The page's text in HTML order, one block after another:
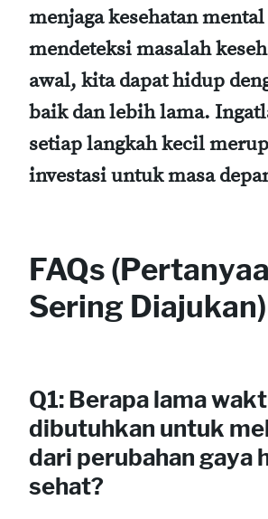
menjaga kesehatan
mendeteksi masalah
awal, kita dapat hidup
baik dan lebih lama.
setiap langkah kecil
investasi untuk masa
FAQs
Sering Diajukan)
Q1: Berapa lama
dibutuhkan untuk
dari perubahan gaya
sehat?